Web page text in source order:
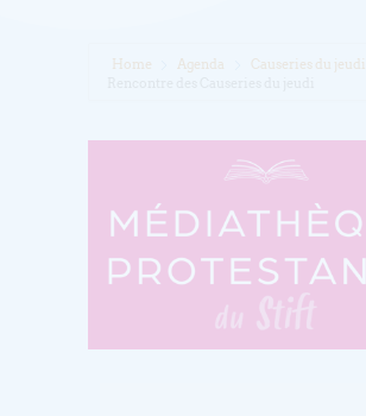
Home Agenda
Causeries du jeudi